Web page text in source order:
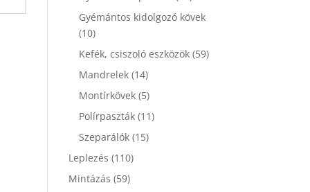
Gyémántos kidolgozó kövek
(10)
Kefék, csiszoló eszközök (59)
Mandrelek (14)
Montírkövek (5)
Polírpaszták (11)
Szeparálók (15)
Leplezés (110)
Mintázás (59)